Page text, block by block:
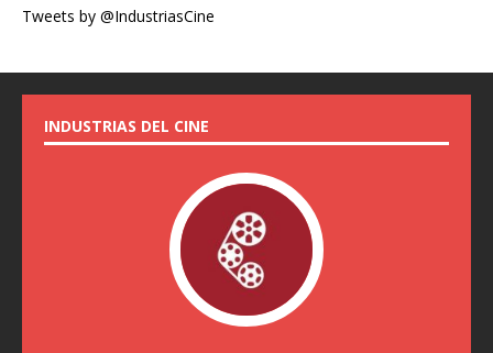
Tweets by @IndustriasCine
INDUSTRIAS DEL CINE